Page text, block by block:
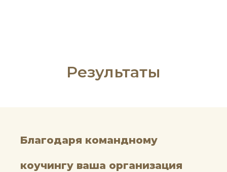
Результаты
Благодаря командному
коучингу ваша организация